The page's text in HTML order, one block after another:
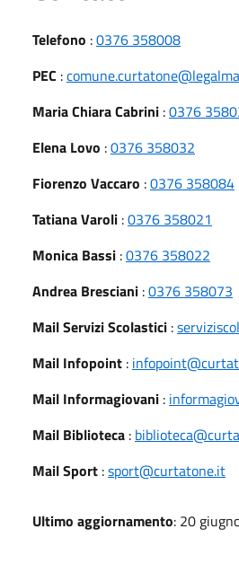
Telefono :0376 358008
PEC :
Maria Chiara Cabrini :0376
Elena Lovo :0376 358032
Fiorenzo Vaccaro :0376 358084
Tatiana Varoli :0376 358021
Monica Bassi :0376 358022
Andrea Bresciani :0376 358073
Mail Servizi Scolastici :
Mail Infopoint :
Mail Informagiovani :
Mail Biblioteca :
Mail Sport :sport@curtatone.it
Ultimo aggiornamento: 20